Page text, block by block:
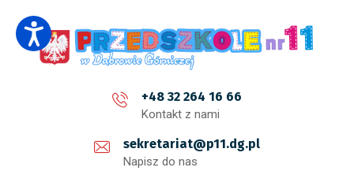
+48 32 264 16 66
Kontakt z nami
sekretariat@p11.dg.pl
Napisz do nas